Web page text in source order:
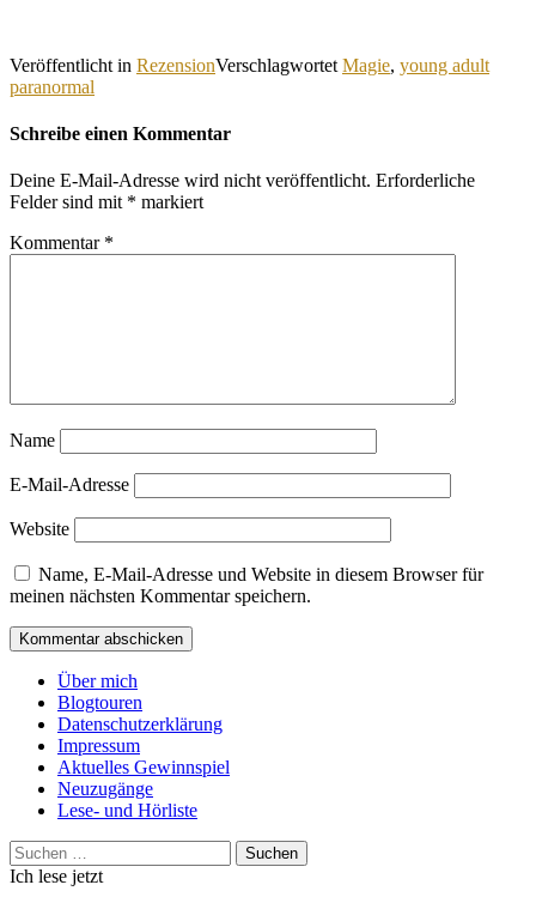
Veröffentlicht in RezensionVerschlagwortet Magie, young adult
paranormal
Schreibe einen Kommentar
Deine E-Mail-Adresse wird nicht veröffentlicht. Erforderliche
Felder sind mit * markiert
Kommentar *
Name
E-Mail-Adresse
Website
Name, E-Mail-Adresse und Website in diesem Browser für
meinen nächsten Kommentar speichern.
Über mich
Blogtouren
Datenschutzerklärung
Impressum
Aktuelles Gewinnspiel
Neuzugänge
Lese- und Hörliste
Suchen
nach:
Ich lese jetzt